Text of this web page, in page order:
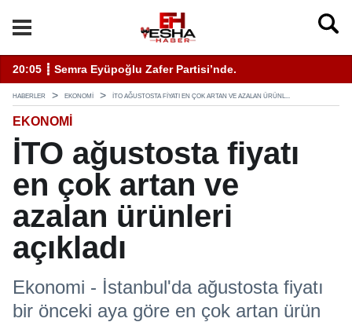
Hizmet İçin Bilinmesi Gerekenler
20:05 ┋ Semra Eyüpoğlu Zafer Partisi’nde.
HABERLER EKONOMI İTO AĞUSTOSTA FIYATI EN ÇOK ARTAN VE AZALAN ÜRÜNL...
EKONOMI
İTO ağustosta fiyatı
en çok artan ve
azalan ürünleri
açıkladı
Ekonomi - İstanbul'da ağustosta fiyatı
bir önceki aya göre en çok artan ürün